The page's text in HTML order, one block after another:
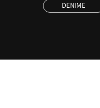
DENIME